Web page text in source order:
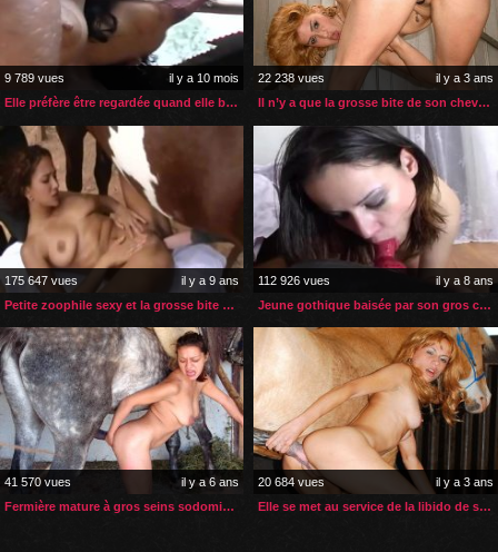
9 789 vues
il y a 10 mois
Elle préfère être regardée quand elle baise avec son cheval
22 238 vues
il y a 3 ans
Il n’y a que la grosse bite de son cheval qui la fait jouir
175 647 vues
il y a 9 ans
Petite zoophile sexy et la grosse bite de son cheval
112 926 vues
il y a 8 ans
Jeune gothique baisée par son gros chien
41 570 vues
il y a 6 ans
Fermière mature à gros seins sodomisée par son cheval
20 684 vues
il y a 3 ans
Elle se met au service de la libido de son cheval en rut